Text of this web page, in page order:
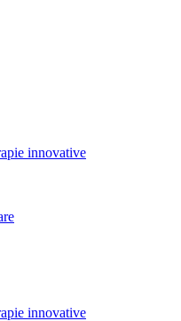
innovative
innovative